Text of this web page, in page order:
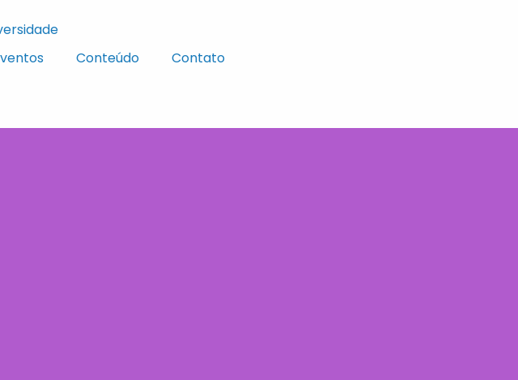
Conteúdo Contato